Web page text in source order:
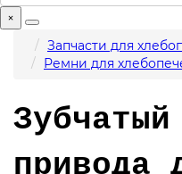
×
Запчасти для
Ремни для
привода